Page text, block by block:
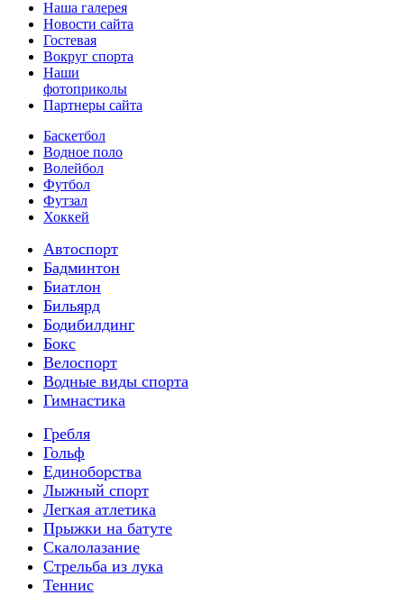
Наша галерея
Новости сайта
Гостевая
Вокруг спорта
Наши
фотоприколы
Партнеры сайта
Баскетбол
Водное поло
Волейбол
Футбол
Футзал
Хоккей
Автоспорт
Бадминтон
Биатлон
Бильярд
Бодибилдинг
Бокс
Велоспорт
Водные виды спорта
Гимнастика
Гребля
Гольф
Единоборства
Лыжный спорт
Легкая атлетика
Прыжки на батуте
Скалолазание
Стрельба из лука
Теннис